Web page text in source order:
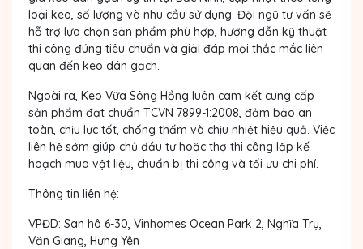
loại keo, số lượng và nhu cầu sử dụng. Đội ngũ tư vấn sẽ
hỗ trợ lựa chọn sản phẩm phù hợp, hướng dẫn kỹ thuật
thi công đúng tiêu chuẩn và giải đáp mọi thắc mắc liên
quan đến keo dán gạch.
Ngoài ra, Keo Vữa Sông Hồng luôn cam kết cung cấp
sản phẩm đạt chuẩn TCVN 7899-1:2008, đảm bảo an
toàn, chịu lực tốt, chống thấm và chịu nhiệt hiệu quả. Việc
liên hệ sớm giúp chủ đầu tư hoặc thợ thi công lập kế
hoạch mua vật liệu, chuẩn bị thi công và tối ưu chi phí.
Thông tin liên hệ:
VPĐD: San hô 6-30, Vinhomes Ocean Park 2, Nghĩa Trụ,
Văn Giang, Hưng Yên